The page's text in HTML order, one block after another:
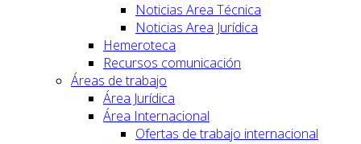
Noticias Area Técnica
Noticias Area Jurídica
Hemeroteca
Recursos comunicación
Áreas de trabajo
Área Jurídica
Área Internacional
Ofertas de trabajo internacional